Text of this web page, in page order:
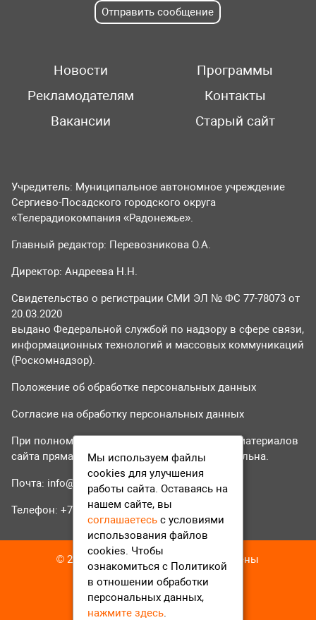
Отправить сообщение
Новости
Программы
Рекламодателям
Контакты
Вакансии
Старый сайт
Учредитель: Муниципальное автономное учреждение
Сергиево-Посадского городского округа
«Телерадиокомпания «Радонежье».
Главный редактор: Перевозникова О.А.
Директор: Андреева Н.Н.
Свидетельство о регистрации СМИ ЭЛ № ФС 77-78073 от
20.03.2020
выдано Федеральной службой по надзору в сфере связи,
информационных технологий и массовых коммуникаций
(Роскомнадзор).
Положение об обработке персональных данных
Согласие на обработку персональных данных
При полном или частичном использовании материалов
сайта прямая гиперссылка на tvr24.tv обязательна.
Почта: info@tvr24.tv
Телефон: +7 (496) 551-04-95
© 2016-2023 ТВР24 Все права защищены
Мы используем файлы
cookies для улучшения
работы сайта. Оставаясь на
нашем сайте, вы
соглашаетесь с условиями
использования файлов
cookies. Чтобы
ознакомиться с Политикой
в отношении обработки
персональных данных,
нажмите здесь.